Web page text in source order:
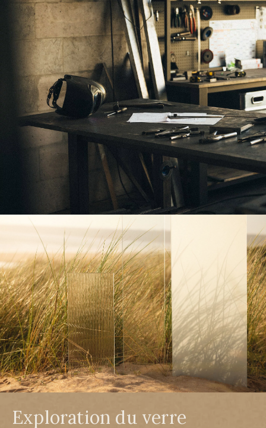
Exploration du verre